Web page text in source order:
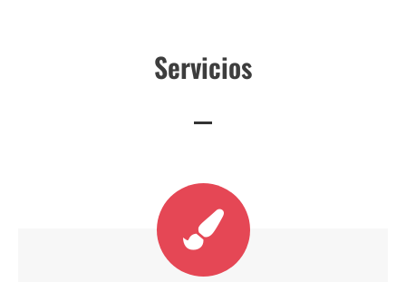
Servicios